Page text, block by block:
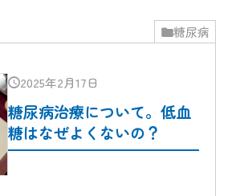
糖尿病
2025年2月17日
糖尿病治療について。低血
糖はなぜよくないの？